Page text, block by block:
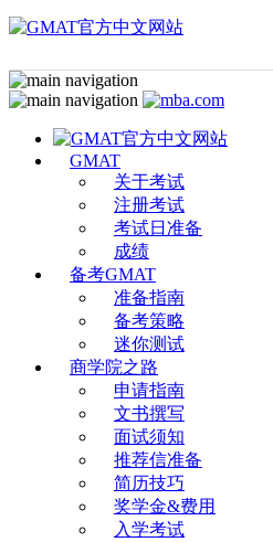
GMAT
关于考试
注册考试
考试日准备
成绩
备考GMAT
准备指南
备考策略
迷你测试
商学院之路
申请指南
文书撰写
面试须知
推荐信准备
简历技巧
奖学金&费用
入学考试